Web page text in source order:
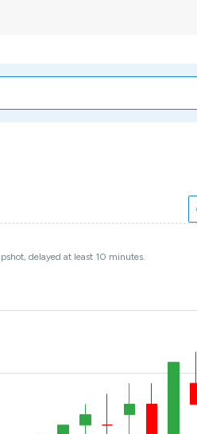
delayed at least 10 minutes.